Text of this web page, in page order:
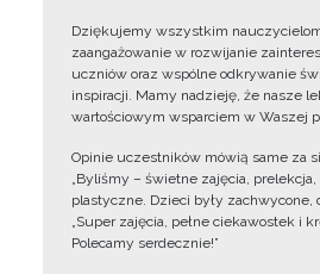
Dziękujemy wszystkim
zaangażowanie w rozwijanie
uczniów oraz wspólne odkrywanie
inspiracji. Mamy nadzieję, że nasze
wartościowym wsparciem w Waszej
Opinie uczestników mówią same za
„Byliśmy – świetne zajęcia,
plastyczne. Dzieci były zachwycone,
„Super zajęcia, pełne ciekawostek i
Polecamy serdecznie!”